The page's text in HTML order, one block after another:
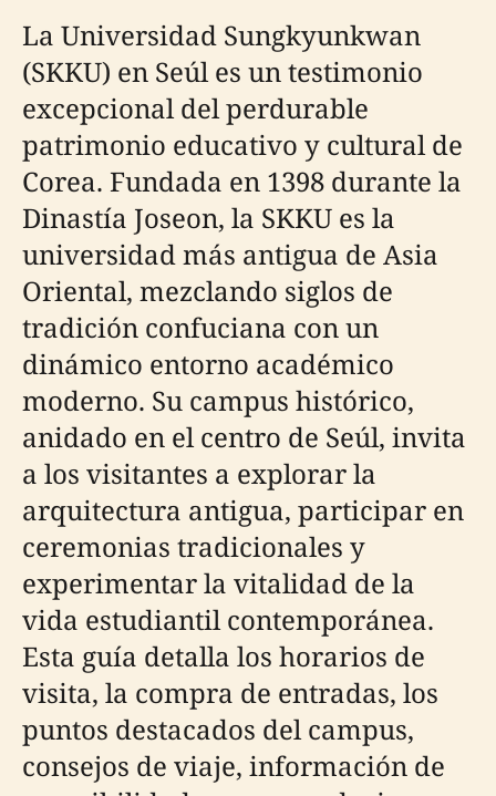
La Universidad Sungkyunkwan
(SKKU) en Seúl es un testimonio
excepcional del perdurable
patrimonio educativo y cultural de
Corea. Fundada en 1398 durante la
Dinastía Joseon, la SKKU es la
universidad más antigua de Asia
Oriental, mezclando siglos de
tradición confuciana con un
dinámico entorno académico
moderno. Su campus histórico,
anidado en el centro de Seúl, invita
a los visitantes a explorar la
arquitectura antigua, participar en
ceremonias tradicionales y
experimentar la vitalidad de la
vida estudiantil contemporánea.
Esta guía detalla los horarios de
visita, la compra de entradas, los
puntos destacados del campus,
consejos de viaje, información de